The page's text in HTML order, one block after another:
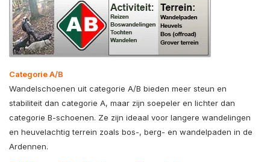
Categorie A/B
Wandelschoenen uit categorie A/B bieden meer steun en
stabiliteit dan categorie A, maar zijn soepeler en lichter dan
categorie B-schoenen. Ze zijn ideaal voor langere wandelingen
en heuvelachtig terrein zoals bos-, berg- en wandelpaden in de
Ardennen.